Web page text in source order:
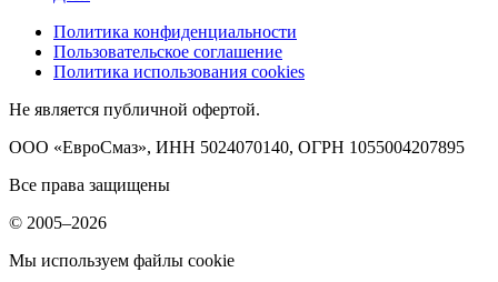
Политика конфиденциальности
Пользовательское соглашение
Политика использования cookies
Не является публичной офертой.
ООО «ЕвроСмаз», ИНН 5024070140, ОГРН 1055004207895
Все права защищены
© 2005–2026
Мы используем файлы cookie